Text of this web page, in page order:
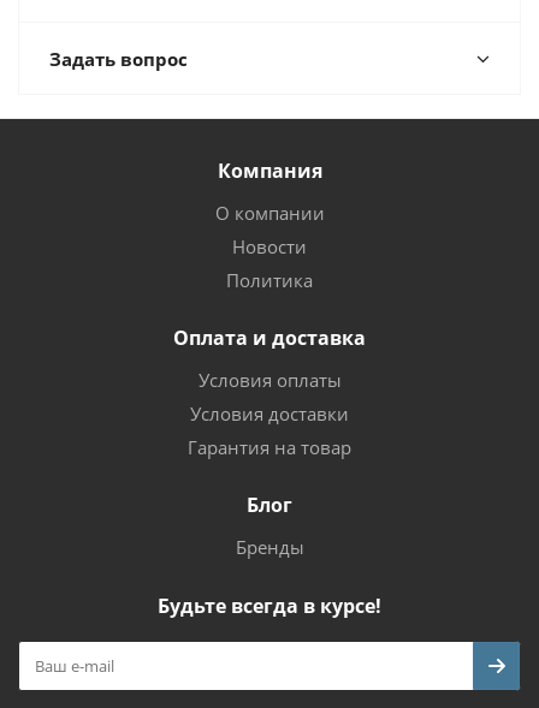
Задать вопрос
Компания
О компании
Новости
Политика
Оплата и доставка
Условия оплаты
Условия доставки
Гарантия на товар
Блог
Бренды
Будьте всегда в курсе!